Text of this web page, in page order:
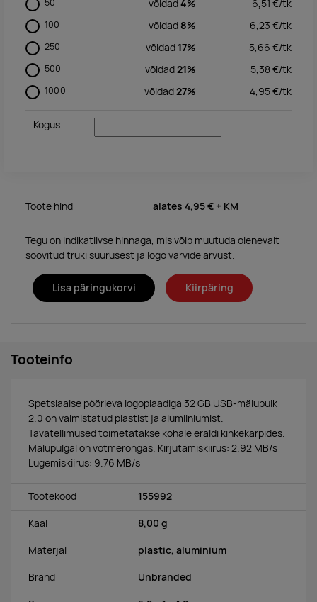
50 võidad4% 6,51 €/tk
100 võidad 8% 6,23 €/tk
250 võidad 17% 5,66 €/tk
500 võidad21% 5,38€/tk
1000 võidad27% 4,95€/tk
Kogus
Toote hind alates 4,95 € + KM
Tegu on indikatiivse hinnaga, mis võib muutuda olenevalt
soovitud trüki suurusest ja logo värvide arvust.
Lisa päringukorvi Kiirpäring
Tooteinfo
Spetsiaalse pöörleva logoplaadiga 32 GB USB-mälupulk
2.0 on valmistatud plastist ja alumiiniumist.
Tavatellimused toimetatakse kohale eraldi kinkekarpides.
Mälupulgal on võtmerõngas. Kirjutamiskiirus: 2.92 MB/s
Lugemiskiirus: 9.76 MB/s
Tootekood 155992
Kaal 8,00 g
Materjal plastic, aluminium
Bränd Unbranded